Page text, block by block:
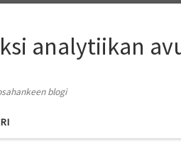
analytiikan
blogi